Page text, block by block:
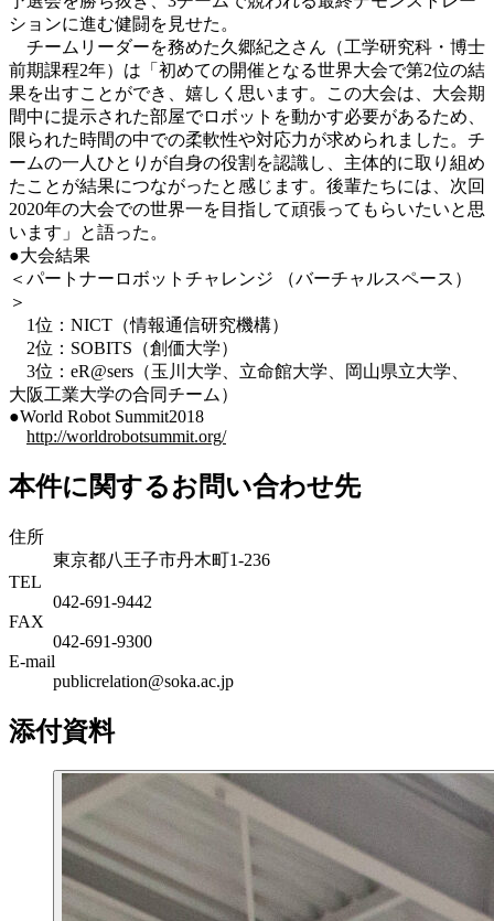
ションに進む健闘を見せた。
チームリーダーを務めた久郷紀之さん（工学研究科・博士
前期課程2年）は「初めての開催となる世界大会で第2位の結
果を出すことができ、嬉しく思います。この大会は、大会期
間中に提示された部屋でロボットを動かす必要があるため、
限られた時間の中での柔軟性や対応力が求められました。チ
ームの一人ひとりが自身の役割を認識し、主体的に取り組め
たことが結果につながったと感じます。後輩たちには、次回
2020年の大会での世界一を目指して頑張ってもらいたいと思
います」と語った。
●大会結果
＜パートナーロボットチャレンジ （バーチャルスペース）
＞
1位：NICT（情報通信研究機構）
2位：SOBITS（創価大学）
3位：eR@sers（玉川大学、立命館大学、岡山県立大学、
大阪工業大学の合同チーム）
●World Robot Summit2018
http://worldrobotsummit.org/
本件に関するお問い合わせ先
住所
東京都八王子市丹木町1-236
TEL
042-691-9442
FAX
042-691-9300
E-mail
publicrelation@soka.ac.jp
添付資料